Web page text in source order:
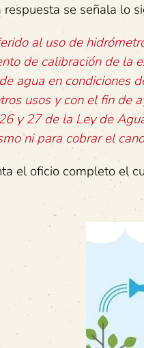
respuesta se señala lo
al uso de
de calibración de la
agua en condiciones
usos y con el fin de
y 27 de la Ley de
ni para cobrar el
el oficio completo el